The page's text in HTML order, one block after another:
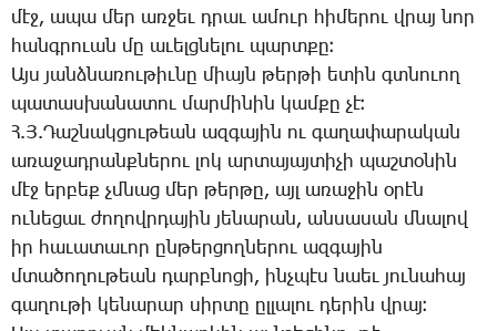
մէջ, ա­պա մեր առ­ջեւ դրաւ ա­մուր հի­մե­րու վրայ նոր
հանգ­րուան մը ա­ւելց­նե­լու պարտ­քը։
Այս յանձ­նա­ռու­թիւ­նը միայն թեր­թի ե­տին գտնո­ւող
պա­տաս­խա­նա­տու մար­մի­նին կամ­քը չէ։
Հ.Յ.­Դաշ­նակ­ցու­թեան ազ­գա­յին ու գա­ղա­փա­րա­կան
ա­ռա­ջադ­րանք­նե­րու լոկ ար­տա­յայ­տի­չի պաշ­տօ­նին
մէջ եր­բեք չմնաց մեր թեր­թը, այլ ա­ռա­ջին օ­րէն
ու­նե­ցաւ ժո­ղովր­դա­յին յե­նա­րան, ան­սա­սան մնա­լով
իր հա­ւա­տա­ւոր ըն­թեր­ցող­նե­րու ազ­գա­յին
մտա­ծո­ղու­թեան դարբ­նո­ցի, ինչ­պէս նաեւ յու­նա­հայ
գա­ղու­թի կե­նա­րար սիր­տը ըլ­լա­լու դե­րին վրայ։